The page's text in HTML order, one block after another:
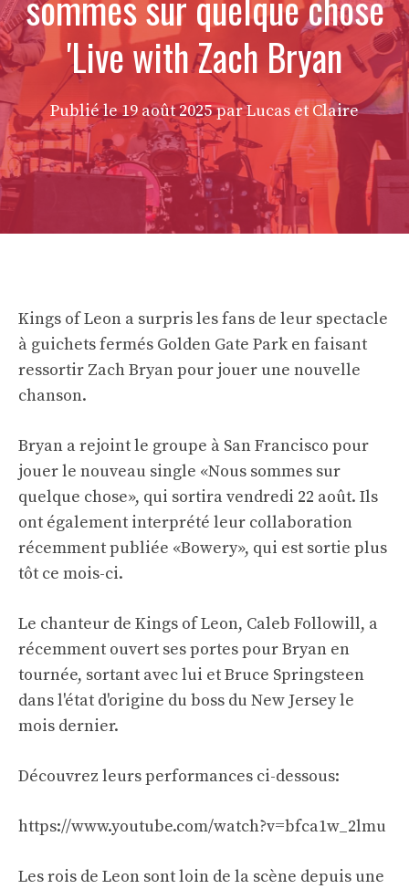
'Live with Zach Bryan
Publié le19 août 2025 par Lucas et Claire
Kings of Leon a surpris les fans de leur spectacle
à guichets fermés Golden Gate Park en faisant
ressortir Zach Bryan pour jouer une nouvelle
chanson.
Bryan a rejoint le groupe à San Francisco pour
jouer le nouveau single «Nous sommes sur
quelque chose», qui sortira vendredi 22 août. Ils
ont également interprété leur collaboration
récemment publiée «Bowery», qui est sortie plus
tôt ce mois-ci.
Le chanteur de Kings of Leon, Caleb Followill, a
récemment ouvert ses portes pour Bryan en
tournée, sortant avec lui et Bruce Springsteen
dans l'état d'origine du boss du New Jersey le
mois dernier.
Découvrez leurs performances ci-dessous:
https://www.youtube.com/watch?v=bfca1w_2lmu
Les rois de Leon sont loin de la scène depuis une